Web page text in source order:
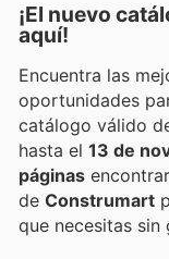
¡El nuevo
aquí!
Encuentra las
catálogo válido
hasta el 13 de
páginas
de Construmart
que necesitas sin